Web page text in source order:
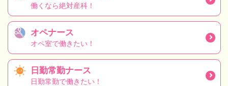
働くなら絶対産科！
オペナース
オペ室で働きたい！
日勤常勤ナース
日勤常勤で働きたい！